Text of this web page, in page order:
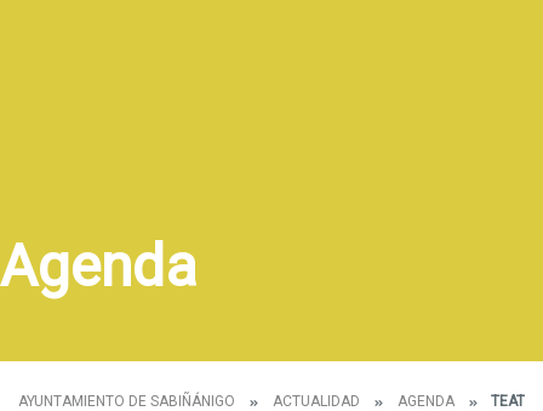
Agenda
AYUNTAMIENTO DE SABIÑÁNIGO ACTUALIDAD AGENDA